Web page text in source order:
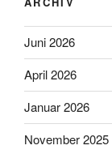
Juni 2026
April 2026
Januar 2026
November 2025